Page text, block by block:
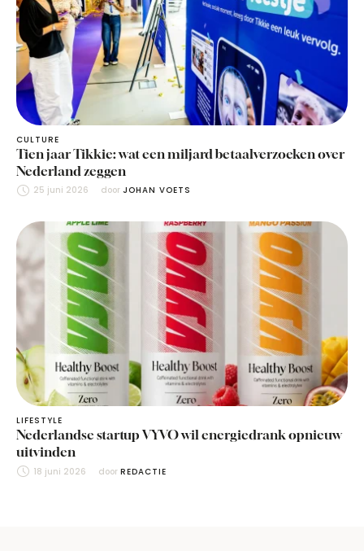
CULTURE
Tien jaar Tikkie: wat een miljard betaalverzoeken over
Nederland zeggen
25 juni 2026 door JOHAN VOETS
LIFESTYLE
Nederlandse startup VYVO wil energiedrank opnieuw
uitvinden
18 juni 2026 door REDACTIE